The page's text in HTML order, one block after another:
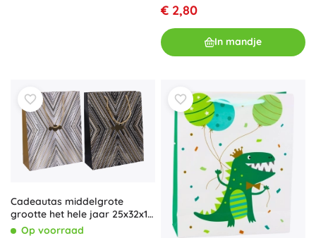
€ 2,80
In mandje
Cadeautas middelgrote
grootte het hele jaar 25x32x10
cmOp voorraad